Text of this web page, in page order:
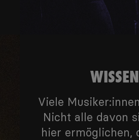
Viele
Nicht alle davon
hier ermöglichen,